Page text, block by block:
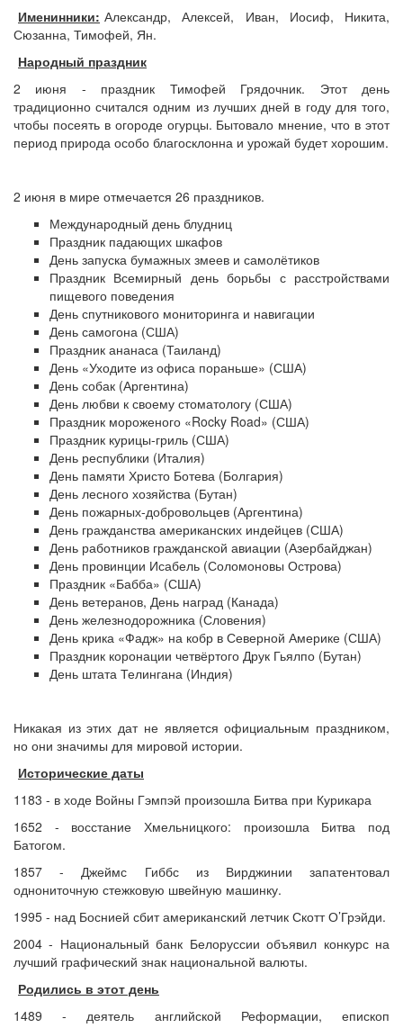
Именинники: Александр, Алексей, Иван, Иосиф, Никита,
Сюзанна, Тимофей, Ян.
Народный праздник
2 июня - праздник Тимофей Грядочник. Этот день
традиционно считался одним из лучших дней в году для того,
чтобы посеять в огороде огурцы. Бытовало мнение, что в этот
период природа особо благосклонна и урожай будет хорошим.
2 июня в мире отмечается 26 праздников.
Международный день блудниц
Праздник падающих шкафов
День запуска бумажных змеев и самолётиков
Праздник Всемирный день борьбы с расстройствами
пищевого поведения
День спутникового мониторинга и навигации
День самогона (США)
Праздник ананаса (Таиланд)
День «Уходите из офиса пораньше» (США)
День собак (Аргентина)
День любви к своему стоматологу (США)
Праздник мороженого «Rocky Road» (США)
Праздник курицы-гриль (США)
День республики (Италия)
День памяти Христо Ботева (Болгария)
День лесного хозяйства (Бутан)
День пожарных-добровольцев (Аргентина)
День гражданства американских индейцев (США)
День работников гражданской авиации (Азербайджан)
День провинции Исабель (Соломоновы Острова)
Праздник «Бабба» (США)
День ветеранов, День наград (Канада)
День железнодорожника (Словения)
День крика «Фадж» на кобр в Северной Америке (США)
Праздник коронации четвёртого Друк Гьялпо (Бутан)
День штата Телингана (Индия)
Никакая из этих дат не является официальным праздником,
но они значимы для мировой истории.
Исторические даты
1183 - в ходе Войны Гэмпэй произошла Битва при Курикара
1652 - восстание Хмельницкого: произошла Битва под
Батогом.
1857 - Джеймс Гиббс из Вирджинии запатентовал
однониточную стежковую швейную машинку.
1995 - над Боснией сбит американский летчик Скотт О’Грэйди.
2004 - Национальный банк Белоруссии объявил конкурс на
лучший графический знак национальной валюты.
Родились в этот день
1489 - деятель английской Реформации, епископ